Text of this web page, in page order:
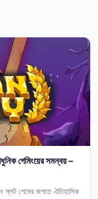
গেমিংয়ের সমন্বয় –
স্লট গেমের জগতে ঐতিহাসিক